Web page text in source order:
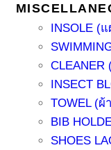
INSOLE (
INSECT
TOWEL (ผ้
BIB
SHOES